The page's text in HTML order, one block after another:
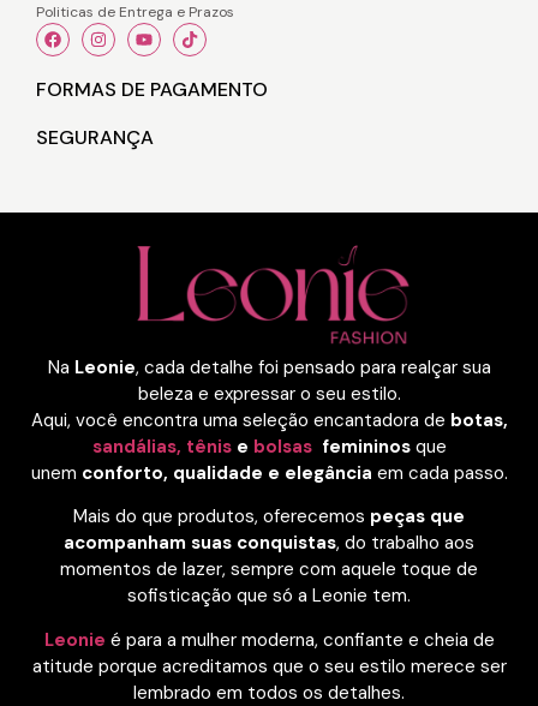
Politicas de Entrega e Prazos
FORMAS DE PAGAMENTO
SEGURANÇA
Na Leonie, cada detalhe foi pensado para realçar sua
beleza e expressar o seu estilo.
Aqui, você encontra uma seleção encantadora de botas,
sandálias, tênise bolsasfemininosque
unem conforto, qualidade e elegância em cada passo.
Mais do que produtos, oferecemos peças que
acompanham suas conquistas, do trabalho aos
momentos de lazer, sempre com aquele toque de
sofisticação que só a Leonie tem.
Leonie é para a mulher moderna, confiante e cheia de
atitude porque acreditamos que o seu estilo merece ser
lembrado em todos os detalhes.